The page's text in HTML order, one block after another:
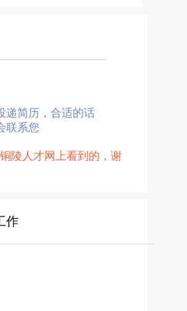
递简历，合适的话
联系您
陵人才网上看到的，谢
作